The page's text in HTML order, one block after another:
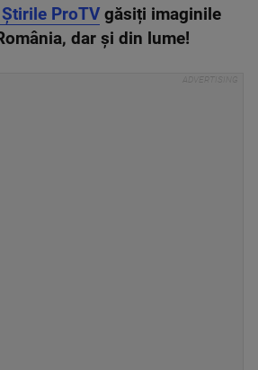
ProTV găsiți imaginile
dar și din lume!